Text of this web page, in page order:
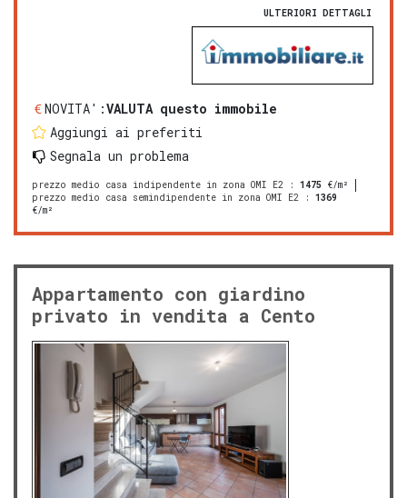
ULTERIORI DETTAGLI
NOVITA':VALUTA questo immobile
Aggiungi ai preferiti
Segnala un problema
prezzo medio casa indipendente in zona OMI E2 : 1475 €/m²
prezzo medio casa semindipendente in zona OMI E2 : 1369
€/m²
Appartamento con giardino
privato in vendita a Cento